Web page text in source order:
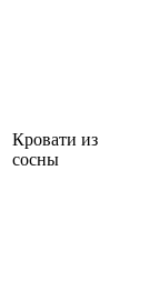
Кровати из
сосны